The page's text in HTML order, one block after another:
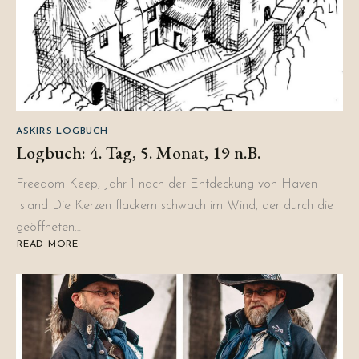
ASKIRS LOGBUCH
Logbuch: 4. Tag, 5. Monat, 19 n.B.
Freedom Keep, Jahr 1 nach der Entdeckung von Haven
Island Die Kerzen flackern schwach im Wind, der durch die
geöffneten…
READ MORE
ABOUT
TAG,
MONAT,